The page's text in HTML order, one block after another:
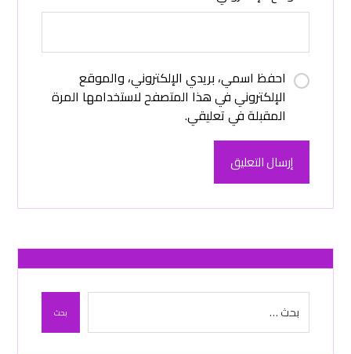
احفظ اسمي، بريدي الإلكتروني، والموقع
الإلكتروني في هذا المتصفح لاستخدامها المرة
المقبلة في تعليقي.
إرسال التعليق
بحث